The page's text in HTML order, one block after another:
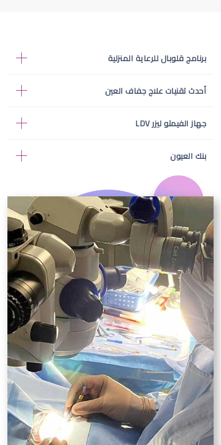
برنامج قلوبال للرعاية المنزلية
أحدث تقنيات علاج جفاف العين
جهاز الفيمتو ليزر LDV
بنك العيون